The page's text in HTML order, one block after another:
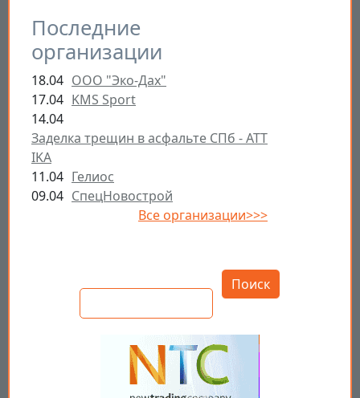
Последние
организации
18.04 ООО "Эко-Дах"
17.04 KMS Sport
14.04
Заделка трещин в асфальте СПб - ATT
IKA
11.04 Гелиос
09.04 СпецНовострой
Все организации>>>